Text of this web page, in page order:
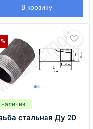
В корзину
наличии
стальная Ду 20